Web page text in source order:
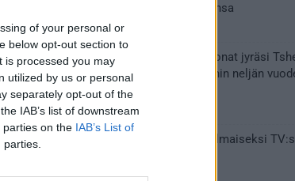
of your personal or
below opt-out section to
is processed you may
utilized by us or personal
separately opt-out of the
IAB’s list of downstream
parties on the IAB’s List of
ensimmäisen MM-mitalinsa
31.05.2026 18:25
Vakuuttava esitys – Leijonat jyräsi
nurin ja eteni mitalipeleihin neljän
tauon jälkeen
28.05.2026 19:11
Suomi – Tshekki näkyy ilmaiseksi
28.05.2026 15:09